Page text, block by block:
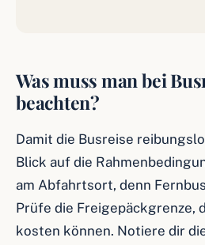
Was muss man bei
beachten?
Damit die Busreise
Blick auf die
am Abfahrtsort, denn
Prüfe die Freigepäckgrenze,
kosten können. Notiere dir